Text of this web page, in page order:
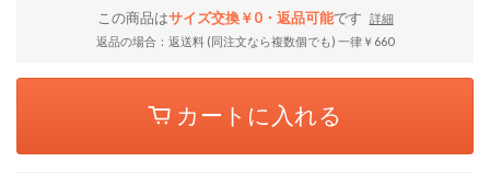
この商品はサイズ交換￥0・返品可能です
詳細
返品の場合：返送料 (同注文なら複数個でも) 一律￥660
カートに入れる